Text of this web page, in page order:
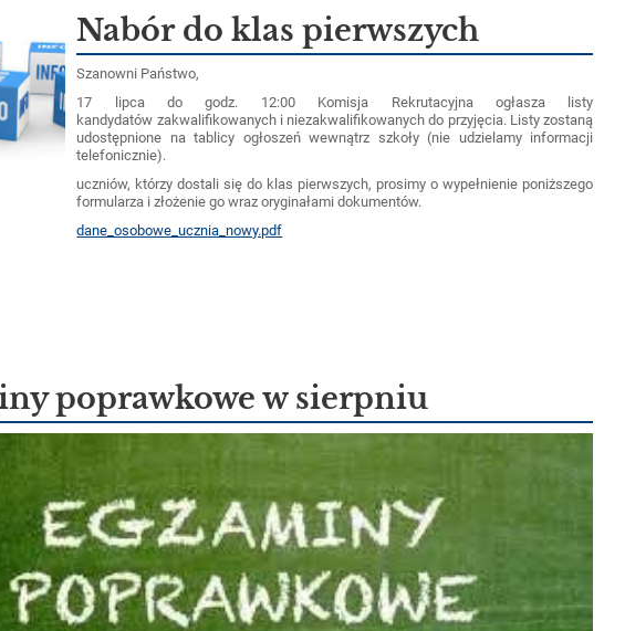
Nabór do klas pierwszych
Szanowni Państwo,
17 lipca do godz. 12:00 Komisja Rekrutacyjna ogłasza listy
kandydatów zakwalifikowanych i niezakwalifikowanych do przyjęcia. Listyzostaną
udostępnione na tablicy ogłoszeń wewnątrz szkoły (nie udzielamy informacji
telefonicznie).
uczniów, którzy dostali się do klas pierwszych, prosimy o wypełnienie poniższego
formularza i złożenie go wraz oryginałami dokumentów.
dane_osobowe_ucznia_nowy.pdf
poprawkowe w sierpniu